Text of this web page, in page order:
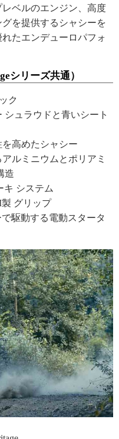
ベルのエンジン、高度
を提供するシャシーを
たエンデューロパフォ
シリーズ共通）
ク
シュラウドと青いシート
を高めたシャシー
ルミニウムとポリアミ
造
キ システム
製 グリップ
で駆動する電動スタータ